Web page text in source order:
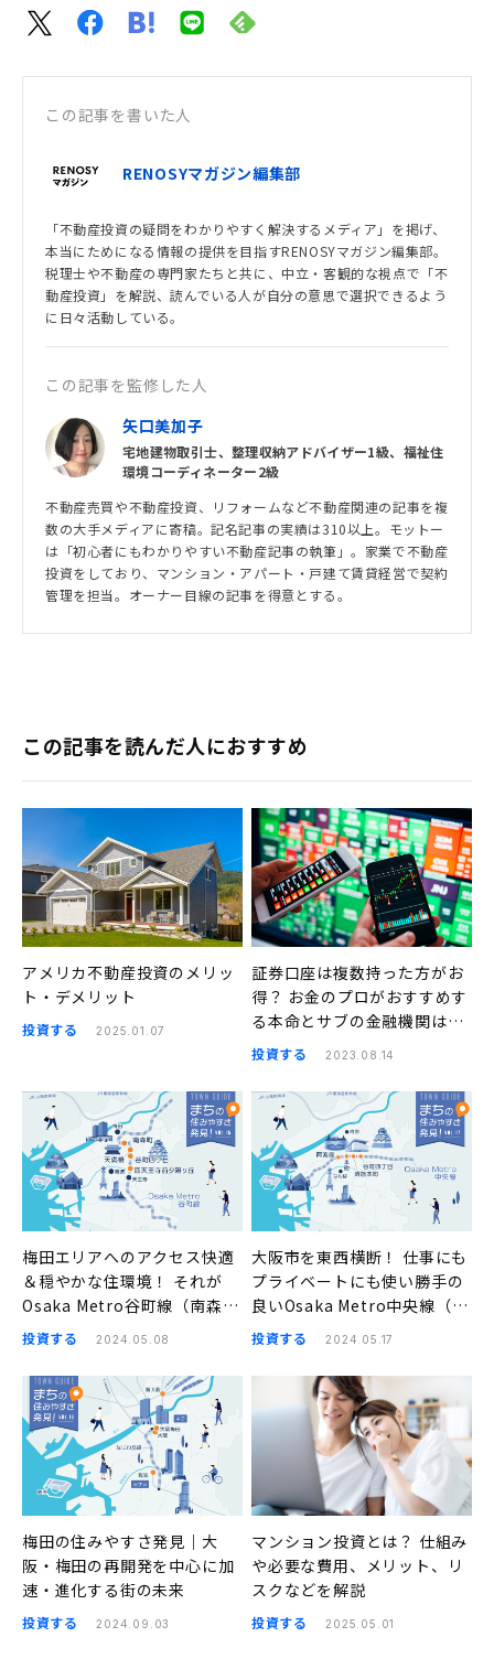
この記事を書いた人
RENOSYマガジン編集部
「不動産投資の疑問をわかりやすく解決するメディア」を掲げ、
本当にためになる情報の提供を目指すRENOSYマガジン編集部。
税理士や不動産の専門家たちと共に、中立・客観的な視点で「不
動産投資」を解説、読んでいる人が自分の意思で選択できるよう
に日々活動している。
この記事を監修した人
矢口美加子
宅地建物取引士、整理収納アドバイザー1級、福祉住
環境コーディネーター2級
不動産売買や不動産投資、リフォームなど不動産関連の記事を複
数の大手メディアに寄稿。記名記事の実績は310以上。モットー
は「初心者にもわかりやすい不動産記事の執筆」。家業で不動産
投資をしており、マンション・アパート・戸建て賃貸経営で契約
管理を担当。オーナー目線の記事を得意とする。
この記事を読んだ人におすすめ
アメリカ不動産投資のメリッ
ト・デメリット
投資する 2025.01.07
証券口座は複数持った方がお
得？ お金のプロがおすすめす
る本命とサブの金融機関はこ
ちら
投資する 2023.08.14
梅田エリアへのアクセス快適
＆穏やかな住環境！ それが
Osaka Metro谷町線（南森
町、天満橋、谷町四丁目、四
まちの住みやすさ発見
投資する 2024.05.08
大阪市を東西横断！ 仕事にも
プライベートにも使い勝手の
良いOsaka Metro中央線（阿
波座、本町、堺筋本町、谷町
発見
投資する 2024.05.17
梅田の住みやすさ発見｜大
阪・梅田の再開発を中心に加
速・進化する街の未来
投資する 2024.09.03
マンション投資とは？ 仕組み
や必要な費用、メリット、リ
スクなどを解説
投資する 2025.05.01